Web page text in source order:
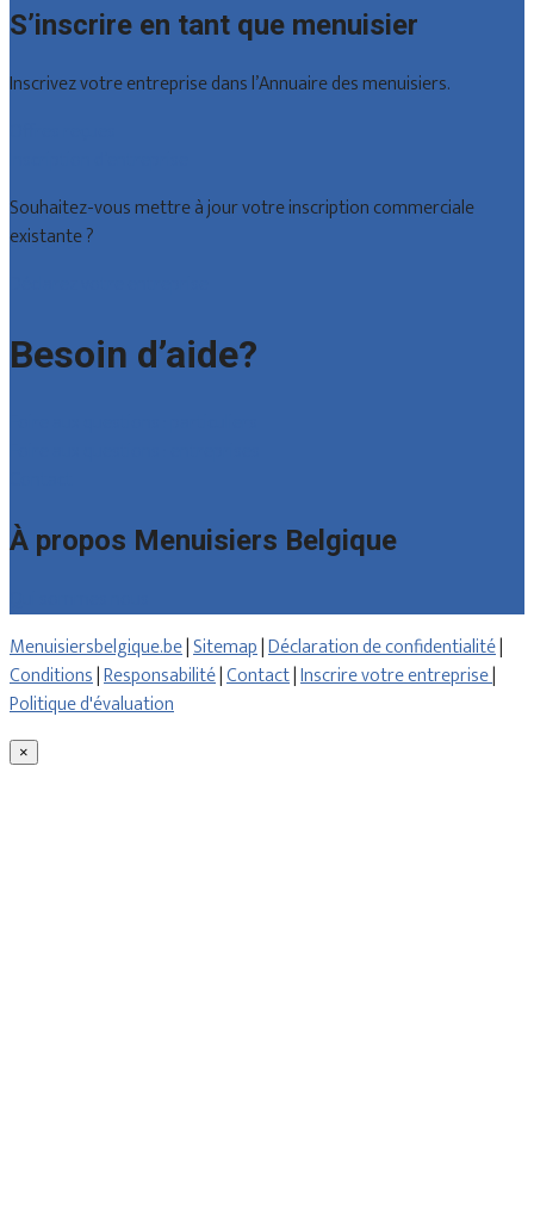
S’inscrire en tant que menuisier
Inscrivez votre entreprise dans l’Annuaire des menuisiers.
Souhaitez-vous mettre à jour votre inscription commerciale
existante ?
Besoin d’aide?
À propos Menuisiers Belgique
Menuisiersbelgique.be|Sitemap|Déclaration de confidentialité|
Conditions|Responsabilité|Contact|Inscrire votre entreprise|
Politique d'évaluation
×